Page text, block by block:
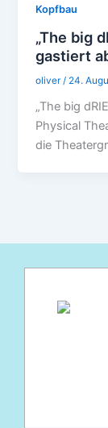
Kopfbau
„The big
gastiert
oliver / 24.
„The big
Physical
die